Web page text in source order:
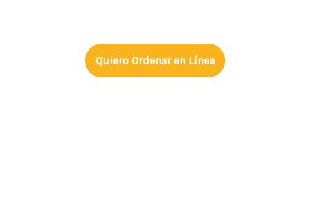
Quiero Ordenar en Línea